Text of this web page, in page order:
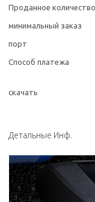
Проданное количество
минимальный заказ
порт
Способ платежа
скачать
Детальные Инф.